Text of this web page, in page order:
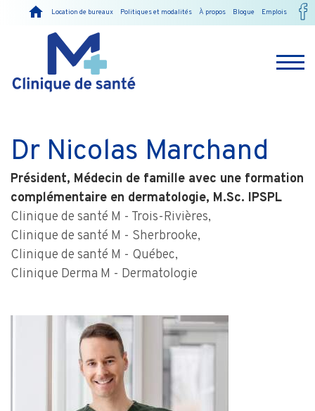
Location de bureaux Politiques et modalités À propos Blogue Emplois
Dr Nicolas Marchand
Président, Médecin de famille avec une formation
complémentaire en dermatologie, M.Sc. IPSPL
Clinique de santé M - Trois-Rivières,
Clinique de santé M - Sherbrooke,
Clinique de santé M - Québec,
Clinique Derma M - Dermatologie